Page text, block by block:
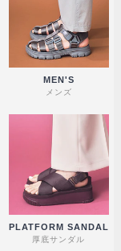
MEN'S
メンズ
PLATFORM SANDAL
厚底サンダル